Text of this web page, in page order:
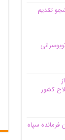
7 شهید دانشجو تقدیم
کشور
فرمانده سپاه